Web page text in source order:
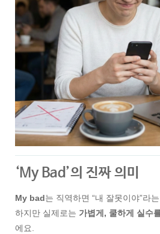
‘My Bad’의 진짜 의미
My bad는 직역하면 “내 잘못이야”라
하지만 실제로는 가볍게, 쿨하게 실수
에요.